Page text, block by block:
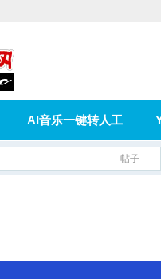
AI音乐一键转人工
在线论
帖子